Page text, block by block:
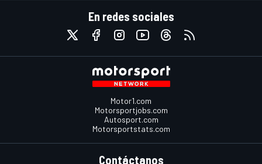
En redes sociales
Motor1.com
Motorsportjobs.com
Autosport.com
Motorsportstats.com
Contáctanos